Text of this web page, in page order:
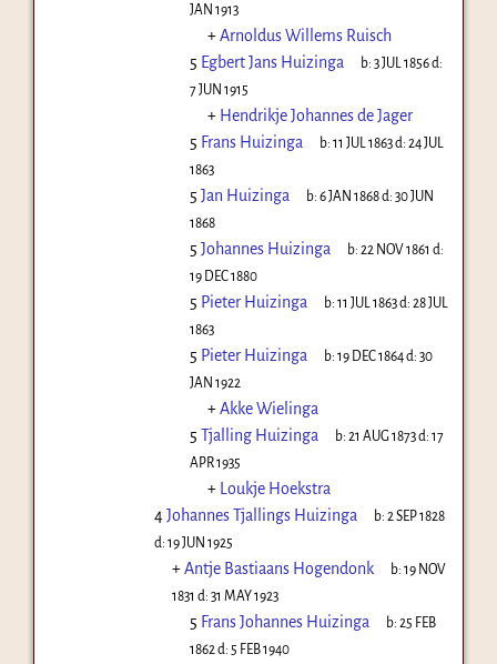
JAN 1913
+Arnoldus Willems Ruisch
5 Egbert Jans Huizinga b:3 JUL 1856d:
7 JUN 1915
+ Hendrikje Johannes de Jager
5 Frans Huizinga b:11 JUL 1863d:24 JUL
1863
5 Jan Huizinga b:6 JAN 1868d:30 JUN
1868
5 Johannes Huizinga b:22 NOV 1861 d:
19 DEC 1880
5 Pieter Huizinga b:11 JUL 1863d:28 JUL
1863
5 Pieter Huizinga b:19 DEC 1864d:30
JAN 1922
+Akke Wielinga
5 Tjalling Huizinga b:21 AUG 1873d:17
APR 1935
+ Loukje Hoekstra
4Johannes Tjallings Huizinga b:2 SEP 1828
d: 19 JUN 1925
+Antje Bastiaans Hogendonk b:19 NOV
1831 d: 31 MAY 1923
5 Frans Johannes Huizinga b:25 FEB
1862 d: 5 FEB 1940